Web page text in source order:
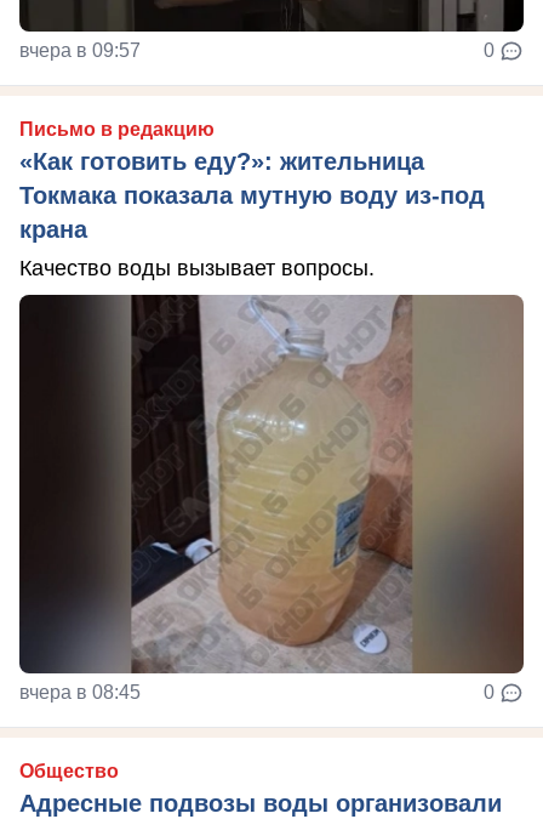
вчера в 09:57 0
Письмо в редакцию
«Как готовить еду?»: жительница
Токмака показала мутную воду из-под
крана
Качество воды вызывает вопросы.
вчера в 08:45 0
Общество
Адресные подвозы воды организовали